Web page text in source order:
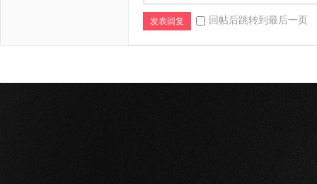
发表回复 回帖后跳转到最后一页